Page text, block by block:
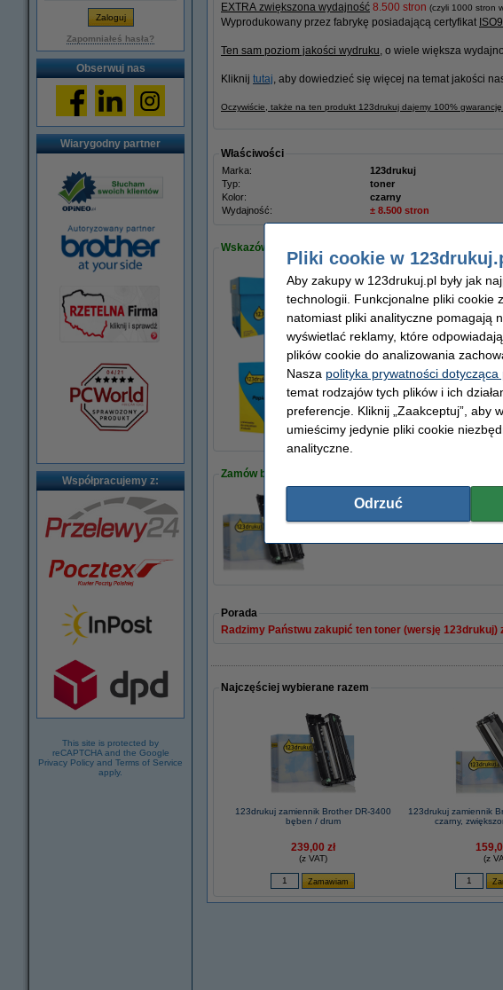
Zapomniałeś hasła?
Obserwuj nas
Wiarygodny partner
Współpracujemy z:
This site is protected by
reCAPTCHA and the Google
Privacy Policy and Terms of Service
apply.
EXTRA zwiększona wydajność 8.500 stron (czyli 1000 stron
Wyprodukowany przez fabrykę posiadającą certyfikat
Ten sam poziom jakości wydruku, o wiele większa
Kliknij tutaj, aby dowiedzieć się więcej na temat jakości
Oczywiście, także na ten produkt 123drukuj dajemy 100% gwarancję.
Właściwości
Marka: 123drukuj
Typ:
toner
Kolor:
czarny
Wydajność:
± 8.500 stron
Wskazówka: zamów papier
Papier ksero A4 80 g/m2 (2500 szt.),
110,00 zł
Papier ksero A4 80 g/m2 (500 szt.),
23,00 zł
Zamów bęben
123drukuj zamiennik Brother DR-3400
Porada
Radzimy Państwu zakupić ten toner (wersję
Najczęściej wybierane razem
123drukuj zamiennik Brother DR-3400
bęben / drum
239,00 zł
(z VAT)
123drukuj zamiennik
czarny,
(z
Pliki cookie w
Aby zakupy w 123drukuj.pl były jak
technologii. Funkcjonalne pliki cookie
natomiast pliki analityczne pomagają
wyświetlać reklamy, które
plików cookie do analizowania
Nasza polityka prywatności dotycząca
temat rodzajów tych plików i ich
preferencje. Kliknij „Zaakceptuj”, aby
umieścimy jedynie pliki cookie
analityczne.
Odrzuć